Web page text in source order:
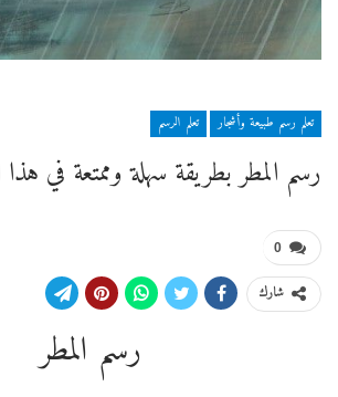
تعلم رسم طبيعة وأشجار تعلم الرسم
رسم المطر بطريقة سهلة وممتعة في
0
شارك
رسم المطر